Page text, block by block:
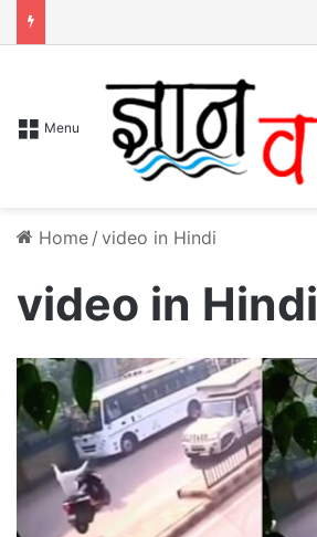
Menu
Home / video in Hindi
video in Hindi